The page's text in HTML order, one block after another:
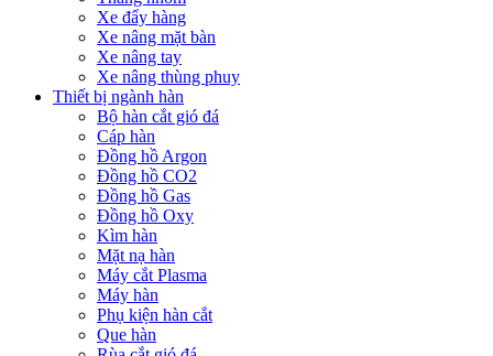
Xe đẩy hàng
Xe nâng mặt bàn
Xe nâng tay
Xe nâng thùng phuy
Thiết bị ngành hàn
Bộ hàn cắt gió đá
Cáp hàn
Đồng hồ Argon
Đồng hồ CO2
Đồng hồ Gas
Đồng hồ Oxy
Kìm hàn
Mặt nạ hàn
Máy cắt Plasma
Máy hàn
Phụ kiện hàn cắt
Que hàn